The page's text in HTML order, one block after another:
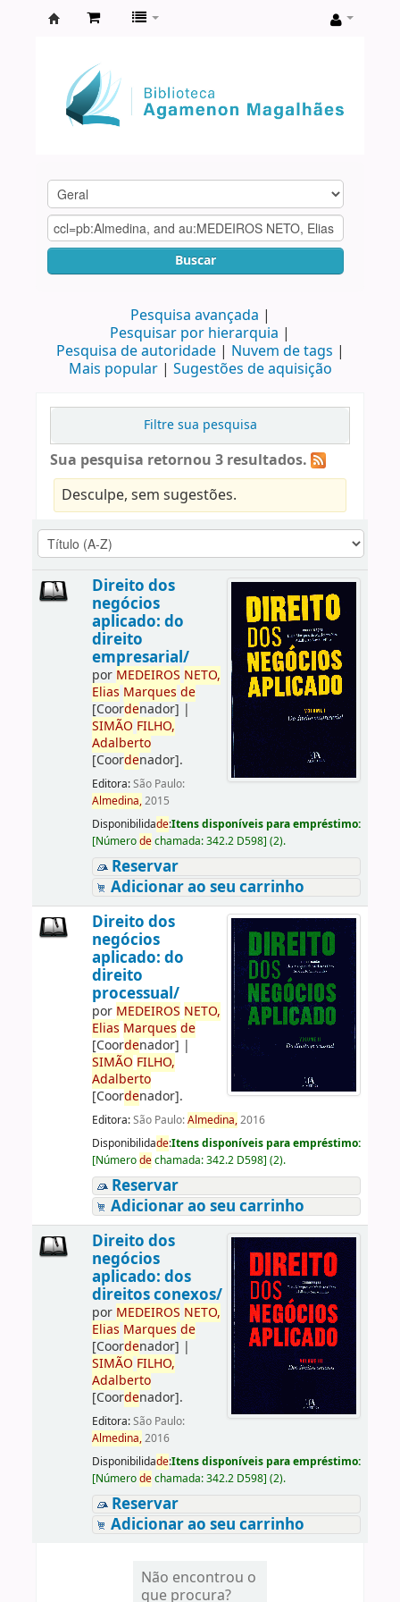
Agamenon
Magalhães
Buscar
Pesquisa avançada
Pesquisar por hierarquia
Pesquisa de autoridade
Nuvem de tags
Mais popular
Sugestões de aquisição
Filtre sua pesquisa
Sua pesquisa retornou 3 resultados.
Desculpe, sem sugestões.
Direito dos
negócios
aplicado: do
direito
empresarial/
por MEDEIROS NETO,
Elias Marques de
[Coordenador] |
SIMÃO FILHO,
Adalberto
[Coordenador].
Editora:São Paulo:
Almedina,2015
Disponibilidade:Itens disponíveis para empréstimo:
[Númerodechamada:342.2 D598] (2).
Reservar
Adicionar ao seu carrinho
Direito dos
negócios
aplicado: do
direito
processual/
por MEDEIROS NETO,
Elias Marques de
[Coordenador] |
SIMÃO FILHO,
Adalberto
[Coordenador].
Editora:São Paulo:Almedina,2016
Disponibilidade:Itens disponíveis para empréstimo:
[Númerodechamada:342.2 D598] (2).
Reservar
Adicionar ao seu carrinho
Direito dos
negócios
aplicado: dos
direitos conexos/
por MEDEIROS NETO,
Elias Marques de
[Coordenador] |
SIMÃO FILHO,
Adalberto
[Coordenador].
Editora:São Paulo:
Almedina,2016
Disponibilidade:Itens disponíveis para empréstimo:
[Númerodechamada:342.2 D598] (2).
Reservar
Adicionar ao seu carrinho
Não encontrou o
que procura?